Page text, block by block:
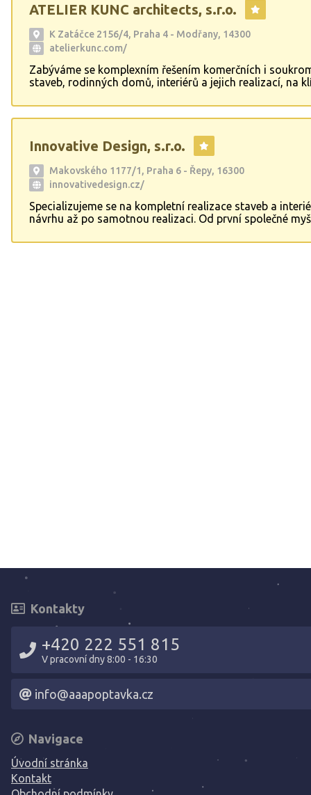
architektonického řešení • Příprava a realizace •
ATELIER KUNC architects, s.r.o.
K Zatáčce 2156/4, Praha 4 - Modřany, 14300
atelierkunc.com/
Zabýváme se komplexním řešením komerčních i
staveb, rodinných domů, interiérů a jejich realizací, na
Innovative Design, s.r.o.
Makovského 1177/1, Praha 6 - Řepy, 16300
innovativedesign.cz/
Specializujeme se na kompletní realizace staveb a
návrhu až po samotnou realizaci. Od první společné
návrhy a realizací staveb, interiérů, výrobou nábytku,
Kontakty
+420 222 551 815
V pracovní dny 8:00 - 16:30
info@aaapoptavka.cz
Navigace
Úvodní stránka
Kontakt